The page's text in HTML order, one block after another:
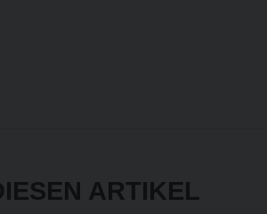
ARTIKEL